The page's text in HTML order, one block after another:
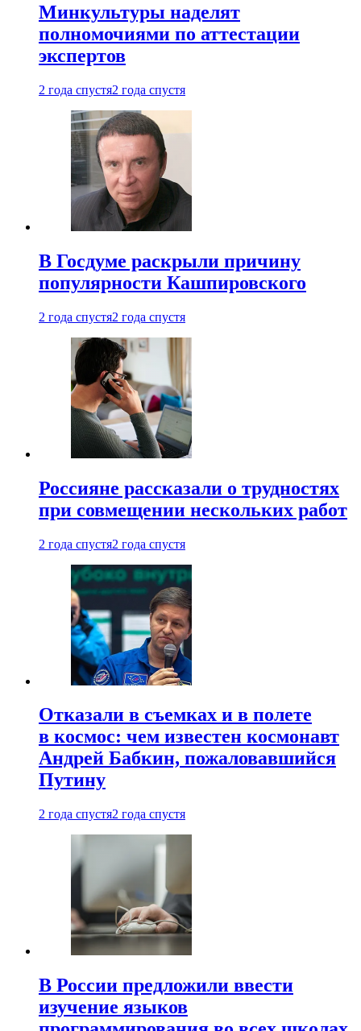
Минкультуры наделят
полномочиями по аттестации
экспертов
2 года спустя2 года спустя
В Госдуме раскрыли причину
популярности Кашпировского
2 года спустя2 года спустя
Россияне рассказали о трудностях
при совмещении нескольких работ
2 года спустя2 года спустя
Отказали в съемках и в полете
в космос: чем известен космонавт
Андрей Бабкин, пожаловавшийся
Путину
2 года спустя2 года спустя
В России предложили ввести
изучение языков